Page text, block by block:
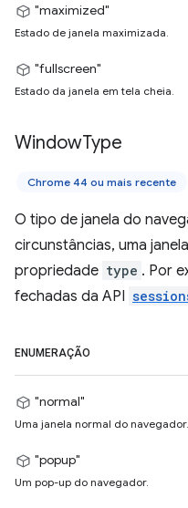
"maximized"
Estado de janela maximizada.
"fullscreen"
Estado da janela em tela cheia.
WindowType
Chrome 44 ou mais recente
O tipo de janela do
circunstâncias, uma
propriedade type . Por
fechadas da API
ENUMERAÇÃO
"normal"
Uma janela normal do navegador.
"popup"
Um pop-up do navegador.